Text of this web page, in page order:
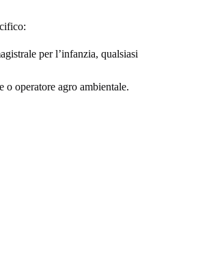
per l’infanzia, qualsiasi
operatore agro ambientale.